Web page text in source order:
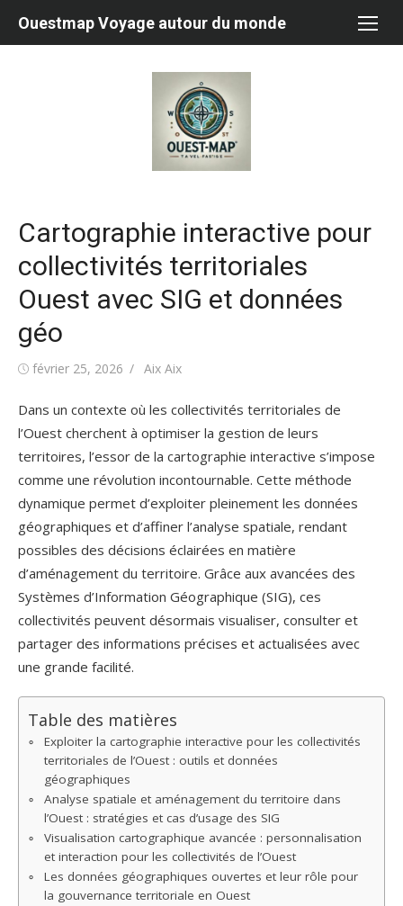
Ouestmap Voyage autour du monde
Cartographie interactive pour
collectivités territoriales
Ouest avec SIG et données
géo
Publié
février 25, 2026 Auteur/autrice
Aix Aix
Dans un contexte où les collectivités territoriales de
l’Ouest cherchent à optimiser la gestion de leurs
territoires, l’essor de la cartographie interactive s’impose
comme une révolution incontournable. Cette méthode
dynamique permet d’exploiter pleinement les données
géographiques et d’affiner l’analyse spatiale, rendant
possibles des décisions éclairées en matière
d’aménagement du territoire. Grâce aux avancées des
Systèmes d’Information Géographique (SIG), ces
collectivités peuvent désormais visualiser, consulter et
partager des informations précises et actualisées avec
une grande facilité.
Table des matières
Exploiter la cartographie interactive pour les collectivités
territoriales de l’Ouest : outils et données
géographiques
Analyse spatiale et aménagement du territoire dans
l’Ouest : stratégies et cas d’usage des SIG
Visualisation cartographique avancée : personnalisation
et interaction pour les collectivités de l’Ouest
Les données géographiques ouvertes et leur rôle pour
la gouvernance territoriale en Ouest